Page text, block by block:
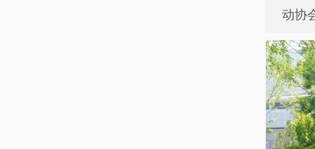
动协